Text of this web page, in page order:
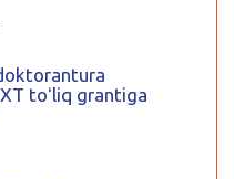
toʻliq grantiga